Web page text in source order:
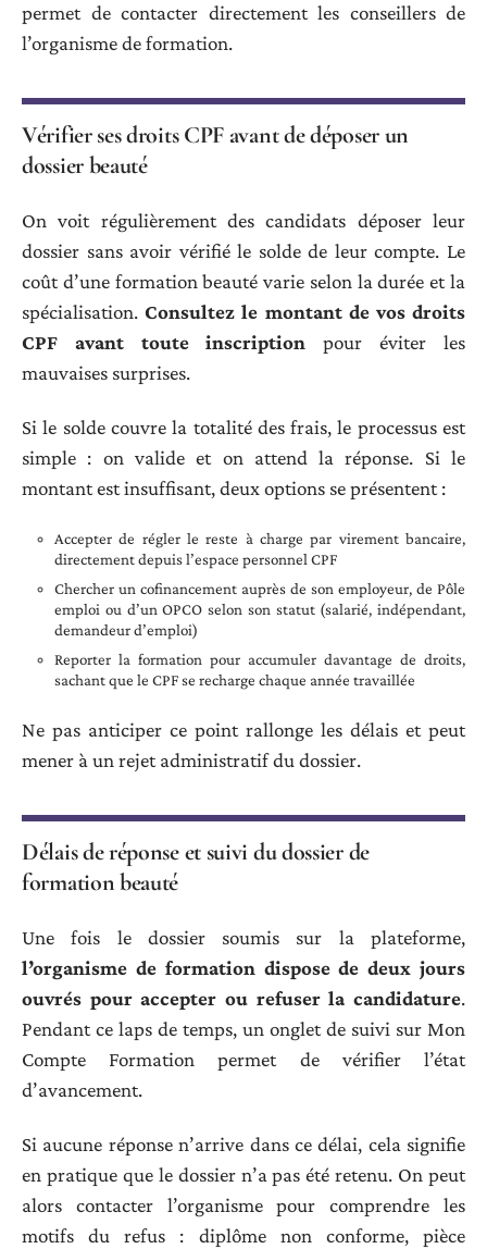
permet de contacter directement les conseillers de
l’organisme de formation.
Vérifier ses droits CPF avant de déposer un
dossier beauté
On voit régulièrement des candidats déposer leur
dossier sans avoir vérifié le solde de leur compte. Le
coût d’une formation beauté varie selon la durée et la
spécialisation.Consultez le montant de vos droits
CPF avant toute inscription pour éviter les
mauvaises surprises.
Si le solde couvre la totalité des frais, le processus est
simple : on valide et on attend la réponse. Si le
montant est insuffisant, deux options se présentent :
Accepter de régler le reste à charge par virement bancaire,
directement depuis l’espace personnel CPF
Chercher un cofinancement auprès de son employeur, de Pôle
emploi ou d’un OPCO selon son statut (salarié, indépendant,
demandeur d’emploi)
Reporter la formation pour accumuler davantage de droits,
sachant que le CPF se recharge chaque année travaillée
Ne pas anticiper ce point rallonge les délais et peut
mener à un rejet administratif du dossier.
Délais de réponse et suivi du dossier de
formation beauté
Une fois le dossier soumis sur la plateforme,
l’organisme de formation dispose de deux jours
ouvrés pour accepter ou refuser la candidature.
Pendant ce laps de temps, un onglet de suivi sur Mon
Compte Formation permet de vérifier l’état
d’avancement.
Si aucune réponse n’arrive dans ce délai, cela signifie
en pratique que le dossier n’a pas été retenu. On peut
alors contacter l’organisme pour comprendre les
motifs du refus : diplôme non conforme, pièce